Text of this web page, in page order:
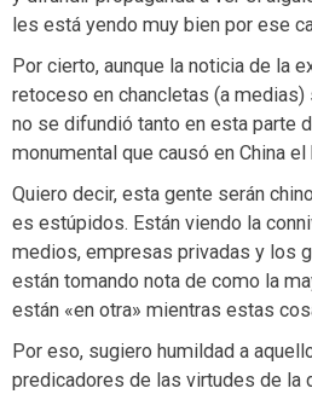
les está yendo muy bien por ese
Por cierto, aunque la noticia de la
retoceso en chancletas (a medias)
no se difundió tanto en esta parte
monumental que causó en China el
Quiero decir, esta gente serán
es estúpidos. Están viendo la
medios, empresas privadas y los
están tomando nota de como la
están «en otra» mientras estas
Por eso, sugiero humildad a
predicadores de las virtudes de la